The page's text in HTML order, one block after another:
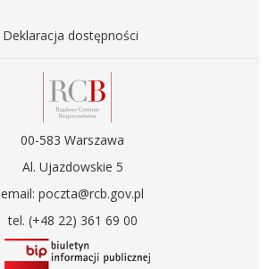
Deklaracja dostępności
00-583 Warszawa
Al. Ujazdowskie 5
email: poczta@rcb.gov.pl
tel. (+48 22) 361 69 00